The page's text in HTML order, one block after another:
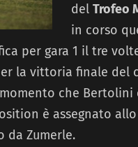
del Trofeo
in corso
per gara 1 il tre
la vittoria finale del
che
è assegnato
da Zumerle.